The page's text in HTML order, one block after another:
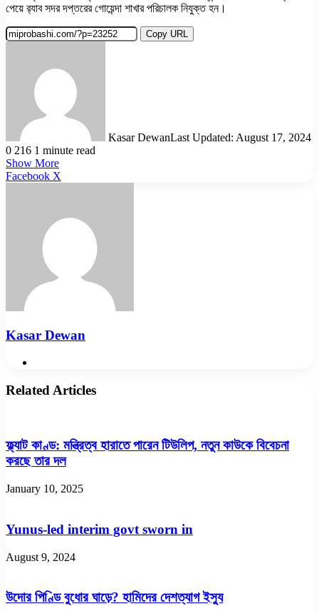
পেয়ে র‌্যাব সদর দপ্তরের গোয়েন্দা শাখার পরিচালক নিযুক্ত হন।
Copy URL
Kasar DewanLast Updated: August 17, 2024
0 216 1 minute read
Show More
Facebook X
Kasar Dewan
Related Articles
ফ্ল্যাট কাণ্ড: মন্ত্রিত্ব হারাতে পারেন টিউলিপ, নতুন কাউকে বিবেচনা
করছে তার দল
January 10, 2025
Yunus-led interim govt sworn in
August 9, 2024
উদোর পিণ্ডি বুধোর ঘাড়ে? হামিদের দেশত্যাগ ইস্যু